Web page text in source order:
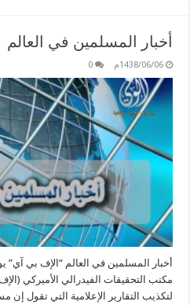
أخبار المسلمين في العالم
1438/06/06م 0
أخبار المسلمين في العالم “الإف بي
مكتب التحقيقات الفيدرالي الأميركي
لتكذيب التقارير الإعلامية التي تقول